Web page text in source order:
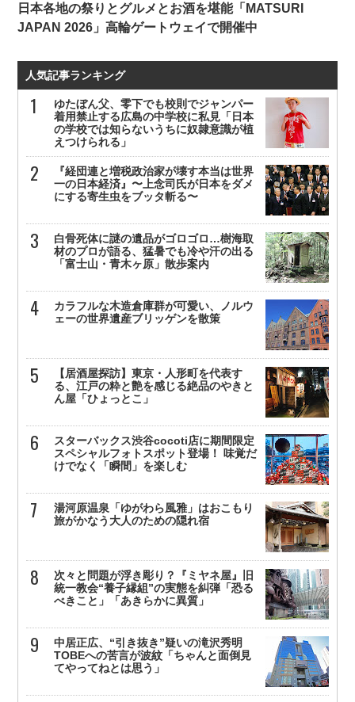
日本各地の祭りとグルメとお酒を堪能「MATSURI
JAPAN 2026」高輪ゲートウェイで開催中
人気記事ランキング
ゆたぼん父、零下でも校則でジャンパー
着用禁止する広島の中学校に私見「日本
の学校では知らないうちに奴隷意識が植
えつけられる」
『経団連と増税政治家が壊す本当は世界
一の日本経済』〜上念司氏が日本をダメ
にする寄生虫をブッタ斬る〜
白骨死体に謎の遺品がゴロゴロ…樹海取
材のプロが語る、猛暑でも冷や汗の出る
「富士山・青木ヶ原」散歩案内
カラフルな木造倉庫群が可愛い、ノルウ
ェーの世界遺産ブリッゲンを散策
【居酒屋探訪】東京・人形町を代表す
る、江戸の粋と艶を感じる絶品のやきと
ん屋「ひょっとこ」
スターバックス渋谷cocoti店に期間限定
スペシャルフォトスポット登場！ 味覚だ
けでなく「瞬間」を楽しむ
湯河原温泉「ゆがわら風雅」はおこもり
旅がかなう大人のための隠れ宿
次々と問題が浮き彫り？『ミヤネ屋』旧
統一教会“養子縁組”の実態を糾弾「恐る
べきこと」「あきらかに異質」
中居正広、“引き抜き”疑いの滝沢秀明
TOBEへの苦言が波紋「ちゃんと面倒見
てやってねとは思う」